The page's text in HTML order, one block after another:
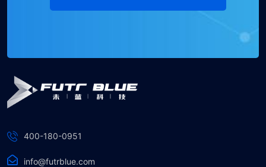
400-180-0951
info@futrblue.com